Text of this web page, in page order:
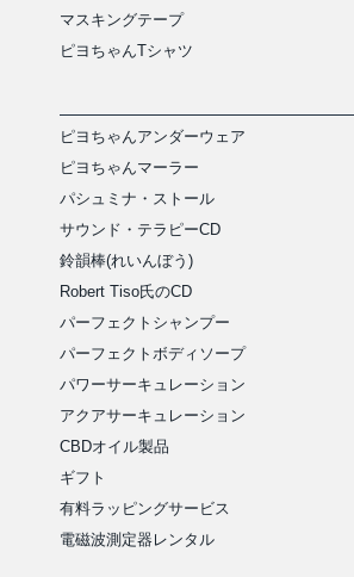
マスキングテープ
ピヨちゃんTシャツ
ピヨちゃんアンダーウェア
ピヨちゃんマーラー
パシュミナ・ストール
サウンド・テラピーCD
鈴韻棒(れいんぼう)
Robert Tiso氏のCD
パーフェクトシャンプー
パーフェクトボディソープ
パワーサーキュレーション
アクアサーキュレーション
CBDオイル製品
ギフト
有料ラッピングサービス
電磁波測定器レンタル